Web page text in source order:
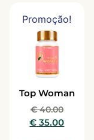
Promoção!
Top Woman
€40.00
€ 35.00